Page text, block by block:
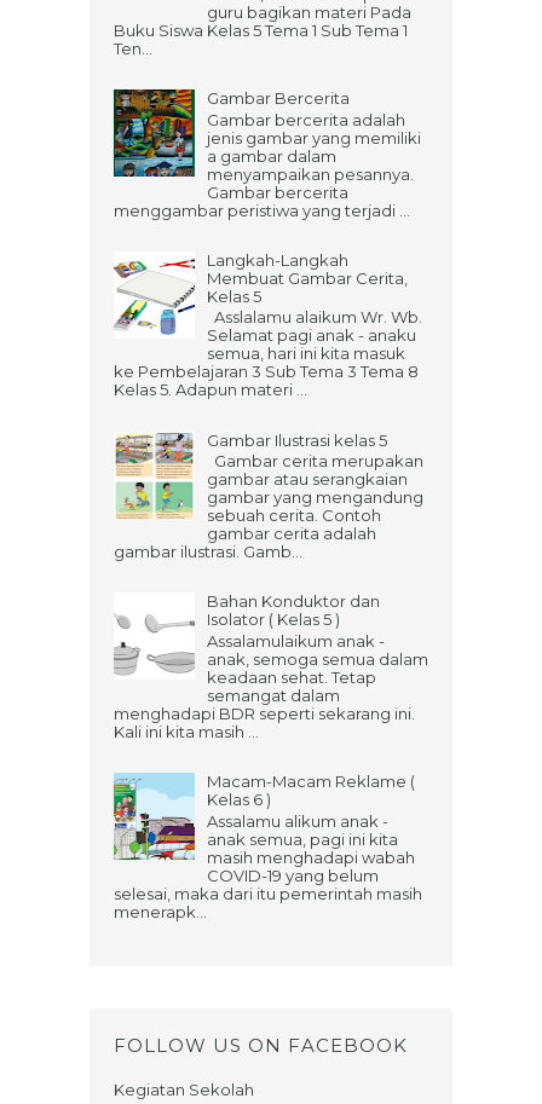
guru bagikan materi Pada
Buku Siswa Kelas 5 Tema 1 Sub Tema 1
Ten...
Gambar Bercerita
Gambar bercerita adalah
jenis gambar yang memiliki
a gambar dalam
menyampaikan pesannya.
Gambar bercerita
menggambar peristiwa yang terjadi ...
Langkah-Langkah
Membuat Gambar Cerita,
Kelas 5
Asslalamu alaikum Wr. Wb.
Selamat pagi anak - anaku
semua, hari ini kita masuk
ke Pembelajaran 3 Sub Tema 3 Tema 8
Kelas 5. Adapun materi ...
Gambar Ilustrasi kelas 5
Gambar cerita merupakan
gambar atau serangkaian
gambar yang mengandung
sebuah cerita. Contoh
gambar cerita adalah
gambar ilustrasi. Gamb...
Bahan Konduktor dan
Isolator ( Kelas 5 )
Assalamulaikum anak -
anak, semoga semua dalam
keadaan sehat. Tetap
semangat dalam
menghadapi BDR seperti sekarang ini.
Kali ini kita masih ...
Macam-Macam Reklame (
Kelas 6 )
Assalamu alikum anak -
anak semua, pagi ini kita
masih menghadapi wabah
COVID-19 yang belum
selesai, maka dari itu pemerintah masih
menerapk...
FOLLOW US ON FACEBOOK
Kegiatan Sekolah